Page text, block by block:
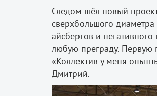
Следом шёл новый
сверхбольшого
айсбергов и
любую преграду. Первую
«Коллектив у меня
Дмитрий.